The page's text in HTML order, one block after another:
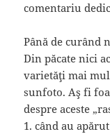
comentariu
Până de curând
Din păcate nici
varietăţi mai
sunfoto. Aş fi
despre aceste
1. când au